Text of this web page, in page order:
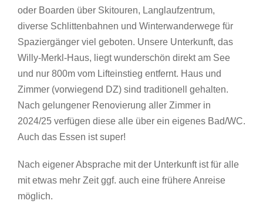
oder Boarden über Skitouren, Langlaufzentrum,
diverse Schlittenbahnen und Winterwanderwege für
Spaziergänger viel geboten. Unsere Unterkunft, das
Willy-Merkl-Haus, liegt wunderschön direkt am See
und nur 800m vom Lifteinstieg entfernt. Haus und
Zimmer (vorwiegend DZ) sind traditionell gehalten.
Nach gelungener Renovierung aller Zimmer in
2024/25 verfügen diese alle über ein eigenes Bad/WC.
Auch das Essen ist super!
Nach eigener Absprache mit der Unterkunft ist für alle
mit etwas mehr Zeit ggf. auch eine frühere Anreise
möglich.